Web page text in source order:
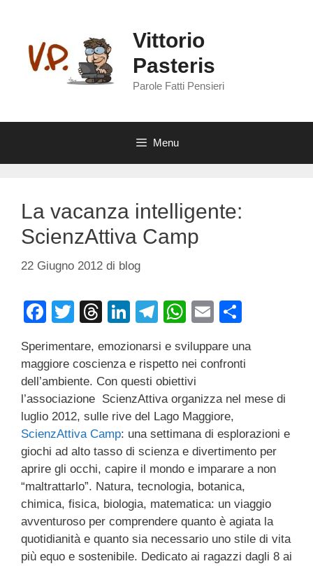
contenuto
Vittorio
Pasteris
Parole Fatti Pensieri
Menu
La vacanza intelligente:
ScienzAttiva Camp
22 Giugno 2012 di blog
F
c
e
b
o
o
k
T
tt
er
T
e
a
d
s
Li
k
e
dI
n
T
e
gr
a
m
W
at
s
A
p
p
E
ail n
vi
Sperimentare, emozionarsi e sviluppare una
maggiore coscienza e rispetto nei confronti
dell’ambiente. Con questi obiettivi
l’associazione ScienzAttiva organizza nel mese di
luglio 2012, sulle rive del Lago Maggiore,
ScienzAttiva Camp: una settimana di esplorazioni e
giochi ad alto tasso di scienza e divertimento per
aprire gli occhi, capire il mondo e imparare a non
“maltrattarlo”. Natura, tecnologia, botanica,
chimica, fisica, biologia, matematica: un viaggio
avventuroso per comprendere quanto è agiata la
quotidianità e quanto sia necessario uno stile di vita
più equo e sostenibile. Dedicato ai ragazzi dagli 8 ai